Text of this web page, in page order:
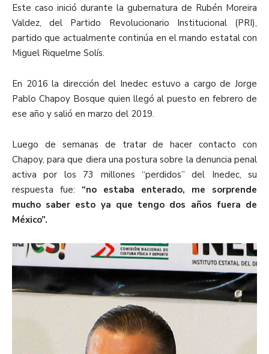
Este caso inició durante la gubernatura de Rubén Moreira
Valdez, del Partido Revolucionario Institucional (PRI),
partido que actualmente continúa en el mando estatal con
Miguel Riquelme Solís.
En 2016 la dirección del Inedec estuvo a cargo de Jorge
Pablo Chapoy Bosque quien llegó al puesto en febrero de
ese año y salió en marzo del 2019.
Luego de semanas de tratar de hacer contacto con
Chapoy, para que diera una postura sobre la denuncia penal
activa por los 73 millones “perdidos” del Inedec, su
respuesta fue: “no estaba enterado, me sorprende
mucho saber esto ya que tengo dos años fuera de
México”.